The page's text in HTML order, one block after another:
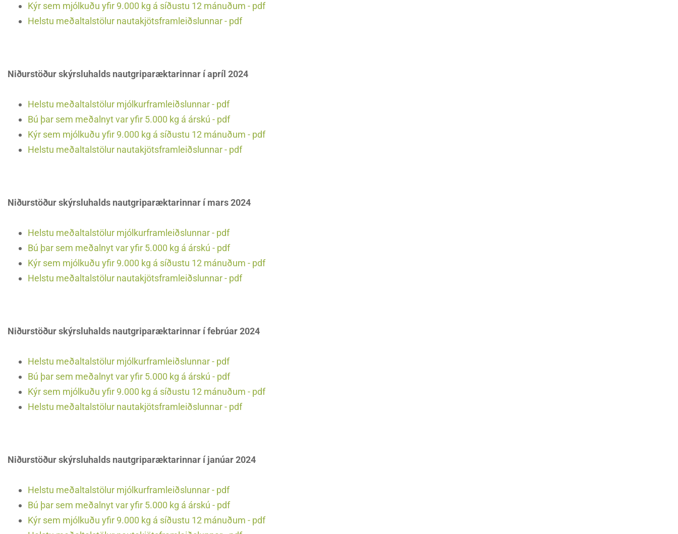
Kýr sem mjólkuðu yfir 9.000 kg á síðustu 12 mánuðum - pdf
Helstu meðaltalstölur nautakjötsframleiðslunnar - pdf
Niðurstöður skýrsluhalds nautgriparæktarinnar í apríl 2024
Helstu meðaltalstölur mjólkurframleiðslunnar - pdf
Bú þar sem meðalnyt var yfir 5.000 kg á árskú - pdf
Kýr sem mjólkuðu yfir 9.000 kg á síðustu 12 mánuðum - pdf
Helstu meðaltalstölur nautakjötsframleiðslunnar - pdf
Niðurstöður skýrsluhalds nautgriparæktarinnar í mars 2024
Helstu meðaltalstölur mjólkurframleiðslunnar - pdf
Bú þar sem meðalnyt var yfir 5.000 kg á árskú - pdf
Kýr sem mjólkuðu yfir 9.000 kg á síðustu 12 mánuðum - pdf
Helstu meðaltalstölur nautakjötsframleiðslunnar - pdf
Niðurstöður skýrsluhalds nautgriparæktarinnar í febrúar 2024
Helstu meðaltalstölur mjólkurframleiðslunnar - pdf
Bú þar sem meðalnyt var yfir 5.000 kg á árskú - pdf
Kýr sem mjólkuðu yfir 9.000 kg á síðustu 12 mánuðum - pdf
Helstu meðaltalstölur nautakjötsframleiðslunnar - pdf
Niðurstöður skýrsluhalds nautgriparæktarinnar í janúar 2024
Helstu meðaltalstölur mjólkurframleiðslunnar - pdf
Bú þar sem meðalnyt var yfir 5.000 kg á árskú - pdf
Kýr sem mjólkuðu yfir 9.000 kg á síðustu 12 mánuðum - pdf